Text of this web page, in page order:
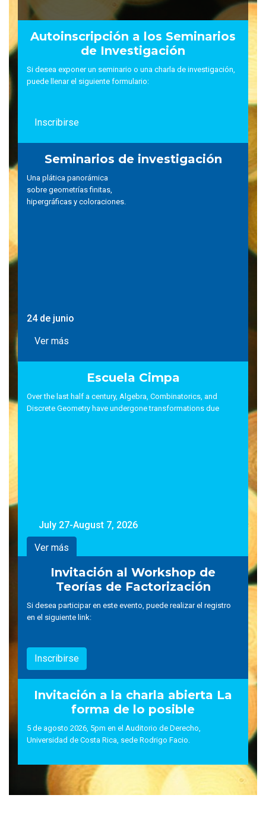
Autoinscripción a los Seminarios
de Investigación
Si desea exponer un seminario o una charla de investigación,
puede llenar el siguiente formulario:
Inscribirse
Seminarios de investigación
Una plática panorámica
sobre geometrías finitas,
hipergráficas y coloraciones.
24 de junio
Ver más
Escuela Cimpa
Over the last half a century, Algebra, Combinatorics, and
Discrete Geometry have undergone transformations due
July 27-August 7, 2026
Ver más
Invitación al Workshop de
Teorías de Factorización
Si desea participar en este evento, puede realizar el registro
en el siguiente link:
Inscribirse
Invitación a la charla abierta La
forma de lo posible
5 de agosto 2026, 5pm en el Auditorio de Derecho,
Universidad de Costa Rica, sede Rodrigo Facio.